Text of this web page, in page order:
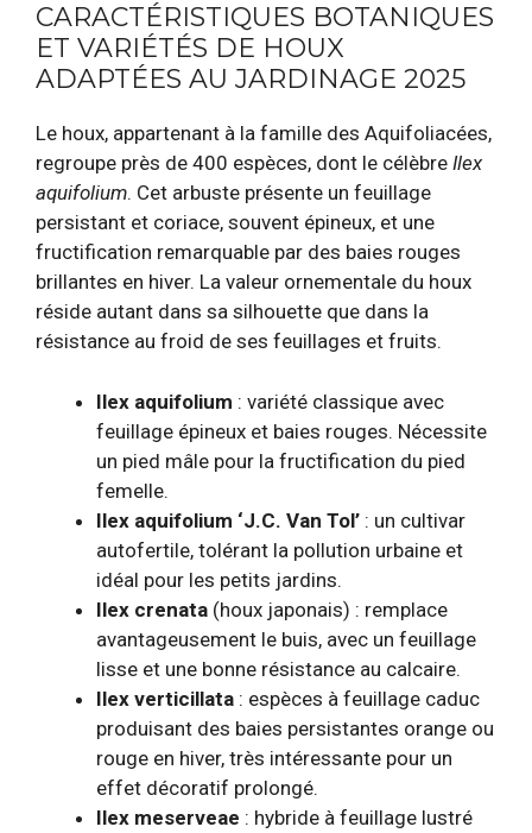
CARACTÉRISTIQUES BOTANIQUES
ET VARIÉTÉS DE HOUX
ADAPTÉES AU JARDINAGE 2025
Le houx, appartenant à la famille des Aquifoliacées,
regroupe près de 400 espèces, dont le célèbre Ilex
aquifolium. Cet arbuste présente un feuillage
persistant et coriace, souvent épineux, et une
fructification remarquable par des baies rouges
brillantes en hiver. La valeur ornementale du houx
réside autant dans sa silhouette que dans la
résistance au froid de ses feuillages et fruits.
Ilex aquifolium : variété classique avec
feuillage épineux et baies rouges. Nécessite
un pied mâle pour la fructification du pied
femelle.
Ilex aquifolium ‘J.C. Van Tol’ : un cultivar
autofertile, tolérant la pollution urbaine et
idéal pour les petits jardins.
Ilex crenata (houx japonais) : remplace
avantageusement le buis, avec un feuillage
lisse et une bonne résistance au calcaire.
Ilex verticillata : espèces à feuillage caduc
produisant des baies persistantes orange ou
rouge en hiver, très intéressante pour un
effet décoratif prolongé.
Ilex meserveae : hybride à feuillage lustré